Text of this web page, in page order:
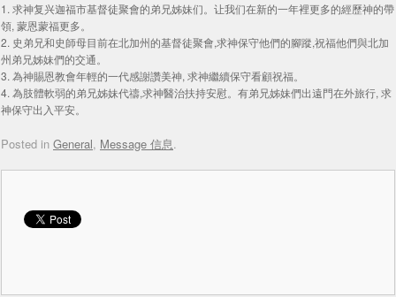
1. 求神复兴迦福市基督徒聚會的弟兄姊妹们。让我们在新的一年裡更多的經歷神的帶
領, 蒙恩蒙福更多。
2. 史弟兄和史師母目前在北加州的基督徒聚會,求神保守他們的腳蹤,祝福他們與北加
州弟兄姊妹們的交通。
3. 為神賜恩教會年輕的一代感謝讚美神, 求神繼續保守看顧祝福。
4. 為肢體軟弱的弟兄姊妹代禱,求神醫治扶持安慰。有弟兄姊妹們出遠門在外旅行, 求
神保守出入平安。
Posted in General, Message 信息.